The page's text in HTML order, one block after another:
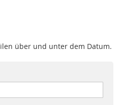
über und unter dem Datum.